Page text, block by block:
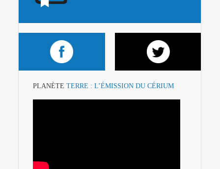
PLANÈTE TERRE : L’ÉMISSION DU CÉRIUM